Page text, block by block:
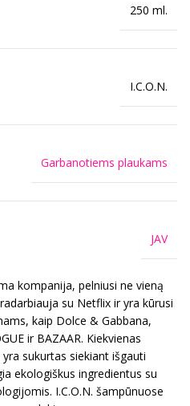
250 ml.
I.C.O.N.
Garbanotiems plaukams
JAV
kompanija, pelniusi ne vieną
su Netflix ir yra kūrusi
kaip Dolce & Gabbana,
ir BAZAAR. Kiekvienas
sukurtas siekiant išgauti
ekologiškus ingredientus su
I.C.O.N. šampūnuose